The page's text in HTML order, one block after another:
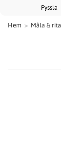
Pyssla
Hem > Måla & rita